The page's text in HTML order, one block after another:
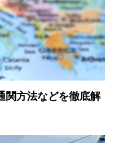
関方法などを徹底解